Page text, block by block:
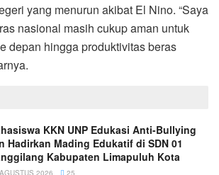
yang menurun akibat El Nino. “Saya
nasional masih cukup aman untuk
depan hingga produktivitas beras
KKN UNP Edukasi Anti-Bullying
Hadirkan Mading Edukatif di SDN 01
Kabupaten Limapuluh Kota
2026 25